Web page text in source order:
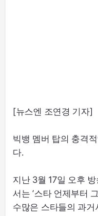
[뉴스엔 조연경 기자]
빅뱅 멤버 탑의 충격
다.
지난 3월 17일 오후
서는 ‘스타 언제부터
수많은 스타들의 과